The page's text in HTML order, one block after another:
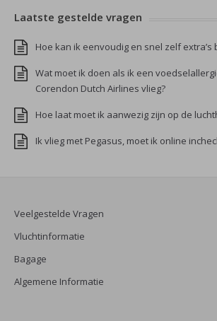
Laatste gestelde vragen
Hoe kan ik eenvoudig en snel zelf extra’s
Wat moet ik doen als ik een
Corendon Dutch Airlines vlieg?
Hoe laat moet ik aanwezig zijn op de
Ik vlieg met Pegasus, moet ik online
Veelgestelde Vragen
Vluchtinformatie
Bagage
Algemene Informatie